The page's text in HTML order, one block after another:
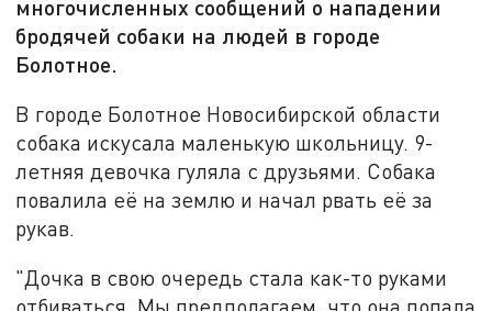
многочисленных сообщений о нападении
бродячей собаки на людей в городе
Болотное.
В городе Болотное Новосибирской области
собака искусала маленькую школьницу. 9-
летняя девочка гуляла с друзьями. Собака
повалила её на землю и начал рвать её за
рукав.
"Дочка в свою очередь стала как-то руками